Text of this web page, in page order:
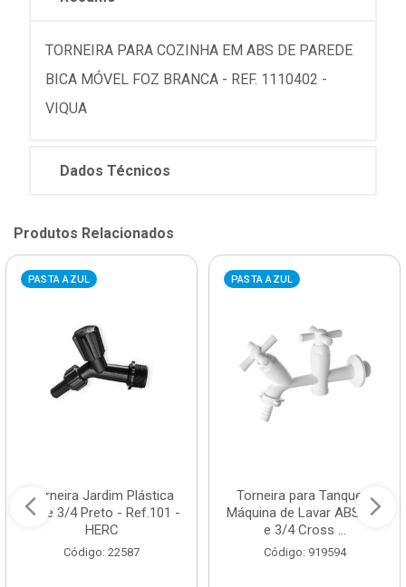
TORNEIRA PARA COZINHA EM ABS DE PAREDE
BICA MÓVEL FOZ BRANCA - REF. 1110402 -
VIQUA
Dados Técnicos
Produtos Relacionados
PASTA AZUL
Torneira Jardim Plástica
1/2 e 3/4 Preto - Ref.101 -
HERC
Código: 22587
PASTA AZUL
Torneira para Tanque e
Máquina de Lavar ABS 1/2
e 3/4 Cross ...
Código: 919594